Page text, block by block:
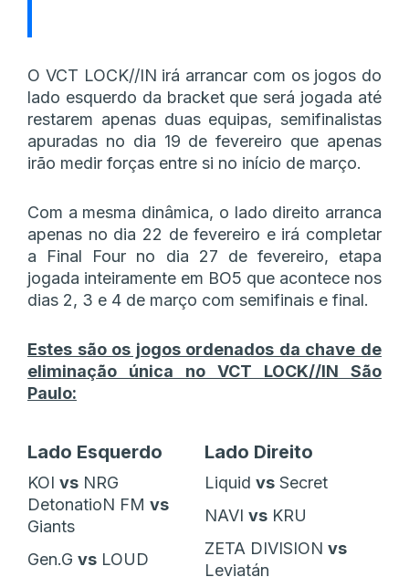
O VCT LOCK//IN irá arrancar com os jogos do
lado esquerdo da bracket que será jogada até
restarem apenas duas equipas, semifinalistas
apuradas no dia 19 de fevereiro que apenas
irão medir forças entre si no início de março.
Com a mesma dinâmica, o lado direito arranca
apenas no dia 22 de fevereiro e irá completar
a Final Four no dia 27 de fevereiro, etapa
jogada inteiramente em BO5 que acontece nos
dias 2, 3 e 4 de março com semifinais e final.
Estes são os jogos ordenados da chave de
eliminação única no VCT LOCK//IN São
Paulo:
Lado Esquerdo Lado Direito
KOI vs NRG Liquid vs Secret
DetonatioN FM vs
Giants
NAVI vs KRU
Gen.G vs LOUD
ZETA DIVISION vs
Leviatán